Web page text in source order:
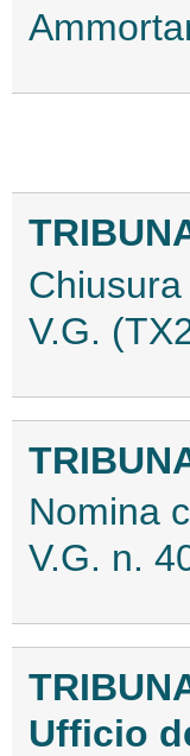
V.G.
Nomina
V.G. n.
Ufficio